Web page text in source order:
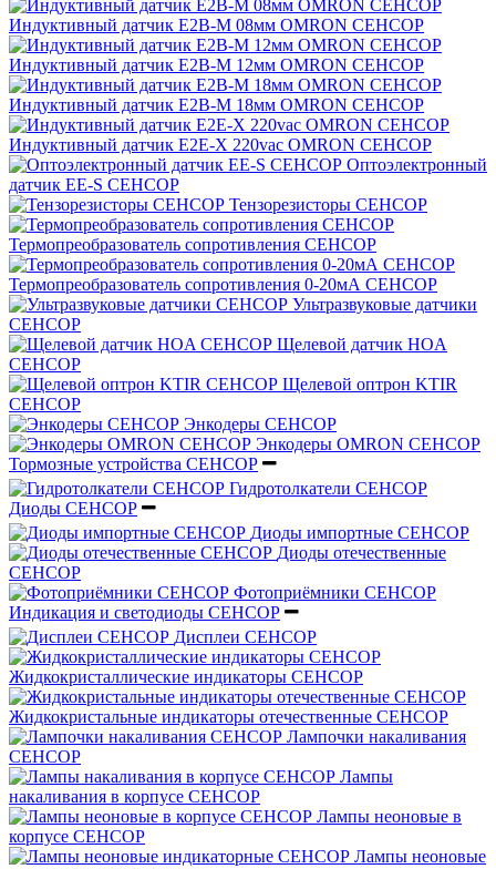
Индуктивный датчик E2B-M 08мм OMRON СЕНСОР
Индуктивный датчик E2B-M 12мм OMRON СЕНСОР
Индуктивный датчик E2B-M 18мм OMRON СЕНСОР
Индуктивный датчик E2E-X 220vac OMRON СЕНСОР
Оптоэлектронный
датчик EE-S СЕНСОР
Тензорезисторы СЕНСОР
Термопреобразователь сопротивления СЕНСОР
Термопреобразователь сопротивления 0-20мА СЕНСОР
Ультразвуковые датчики
СЕНСОР
Щелевой датчик HOA
СЕНСОР
Щелевой оптрон KTIR
СЕНСОР
Энкодеры СЕНСОР
Энкодеры OMRON СЕНСОР
Тормозные устройства СЕНСОР
Гидротолкатели СЕНСОР
Диоды СЕНСОР
Диоды импортные СЕНСОР
Диоды отечественные
СЕНСОР
Фотоприёмники СЕНСОР
Индикация и светодиоды СЕНСОР
Дисплеи СЕНСОР
Жидкокристаллические индикаторы СЕНСОР
Жидкокристальные индикаторы отечественные СЕНСОР
Лампочки накаливания
СЕНСОР
Лампы
накаливания в корпусе СЕНСОР
Лампы неоновые в
корпусе СЕНСОР
Лампы неоновые